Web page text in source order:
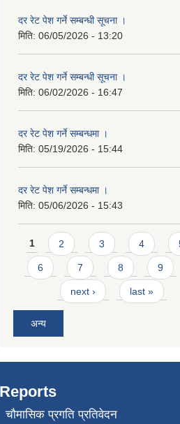
दर रेट पेश गर्ने सम्बन्धी सूचना ।
मिति: 06/05/2026 - 13:20
दर रेट पेश गर्ने सम्बन्धी सूचना ।
मिति: 06/02/2026 - 16:47
दर रेट पेश गर्ने सम्बन्धमा ।
मिति: 05/19/2026 - 15:44
दर रेट पेश गर्ने सम्बन्धमा ।
मिति: 05/06/2026 - 15:43
Pages
1 2 3 4
6 7 8 9
next › last »
अन्य
Reports
चौमासिक प्रगति प्रतिवेदन